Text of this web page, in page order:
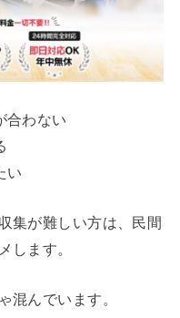
合わない
い
集が難しい方は、民間
します。
混んでいます。